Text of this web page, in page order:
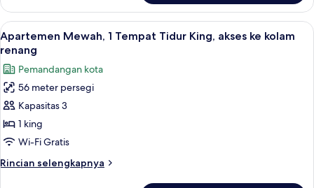
Beds)
Apartemen
Mewah,
3
kamar
pemandangan
kota
(3
King
Beds)
Lihat
semua
foto
untuk
Apartemen
Mewah,
1
Tempat
Tidur
King,
Apartemen Mewah, 1 Tempat Tidur
50
Apartemen Mewah, 1 Tempat Tidur King, akses ke kolam
renang
Pemandangan kota
56 meter persegi
Kapasitas 3
1 king
Wi-Fi Gratis
Rincian selengkapnya
Rincian